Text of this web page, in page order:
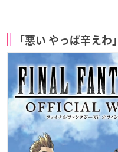
「悪い やっぱ辛えわ」